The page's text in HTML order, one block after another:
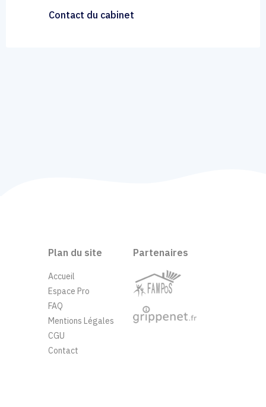
Contact du cabinet
Plan du site
Accueil
Espace Pro
FAQ
Mentions Légales
CGU
Contact
Partenaires